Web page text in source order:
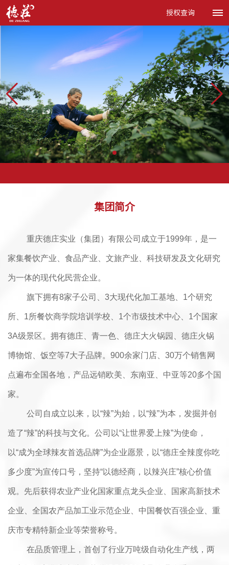
授权查询
集团简介
重庆德庄实业（集团）有限公司成立于1999年，是一
家集餐饮产业、食品产业、文旅产业、科技研发及文化研究
为一体的现代化民营企业。
旗下拥有8家子公司、3大现代化加工基地、1个研究
所、1所餐饮商学院培训学校、1个市级技术中心、1个国家
3A级景区。拥有德庄、青一色、德庄大火锅园、德庄火锅
博物馆、饭空等7大子品牌。900余家门店、30万个销售网
点遍布全国各地，产品远销欧美、东南亚、中亚等20多个国
家。
公司自成立以来，以“辣”为始，以“辣”为本，发掘并创
造了“辣”的科技与文化。公司以“让世界爱上辣”为使命，
以“成为全球辣友首选品牌”为企业愿景，以“德庄全辣度你吃
多少度”为宣传口号，坚持“以德经商，以辣兴庄”核心价值
观。先后获得农业产业化国家重点龙头企业、国家高新技术
企业、全国农产品加工业示范企业、中国餐饮百强企业、重
庆市专精特新企业等荣誉称号。
在品质管理上，首创了行业万吨级自动化生产线，两